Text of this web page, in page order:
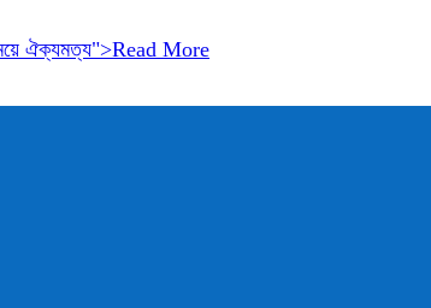
ঐক্যমত্য">Read More